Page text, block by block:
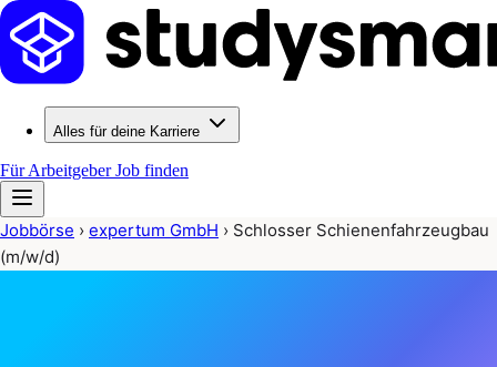
Alles für deine Karriere
Für ArbeitgeberJob finden
Jobbörse › expertum GmbH › Schlosser Schienenfahrzeugbau
(m/w/d)